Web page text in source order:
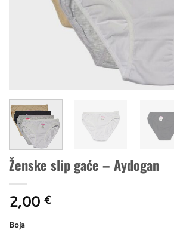
Ženske slip gaće – Aydogan
2,00 €
Boja